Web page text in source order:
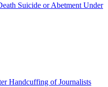
Suicide or Abetment Under
Handcuffing of Journalists